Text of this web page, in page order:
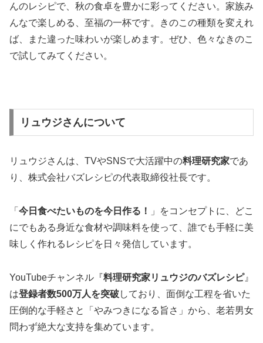
んのレシピで、秋の食卓を豊かに彩ってください。家族み
んなで楽しめる、至福の一杯です。きのこの種類を変えれ
ば、また違った味わいが楽しめます。ぜひ、色々なきのこ
で試してみてください。
リュウジさんについて
リュウジさんは、TVやSNSで大活躍中の料理研究家であ
り、株式会社バズレシピの代表取締役社長です。
「 今日食べたいものを今日作る！
」をコンセプトに、どこ
にでもある身近な食材や調味料を使って、誰でも手軽に美
味しく作れるレシピを日々発信しています。
YouTubeチャンネル『料理研究家リュウジのバズレシピ』
は登録者数500万人を突破しており、面倒な工程を省いた
圧倒的な手軽さと「やみつきになる旨さ」から、老若男女
問わず絶大な支持を集めています。